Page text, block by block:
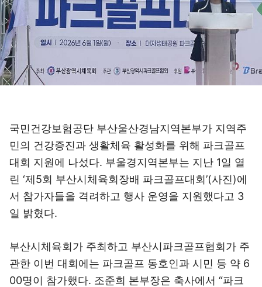
국민건강보험공단 부산울산경남지역본부가 지역주
민의 건강증진과 생활체육 활성화를 위해 파크골프
대회 지원에 나섰다. 부울경지역본부는 지난 1일 열
린 ‘제5회 부산시체육회장배 파크골프대회’(사진)에
서 참가자들을 격려하고 행사 운영을 지원했다고 3
일 밝혔다.
부산시체육회가 주최하고 부산시파크골프협회가 주
관한 이번 대회에는 파크골프 동호인과 시민 등 약 6
00명이 참가했다. 조준희 본부장은 축사에서 “파크